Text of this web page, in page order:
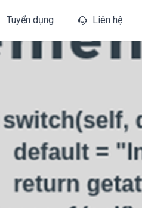
Tuyển dụng Liên hệ